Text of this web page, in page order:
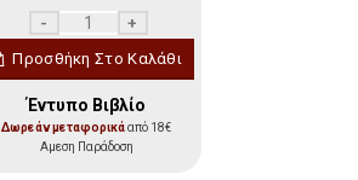
Προσθήκη Στο Καλάθι
Έντυπο Βιβλίο
Δωρεάν μεταφορικάαπό 18€
Αμεση Παράδοση